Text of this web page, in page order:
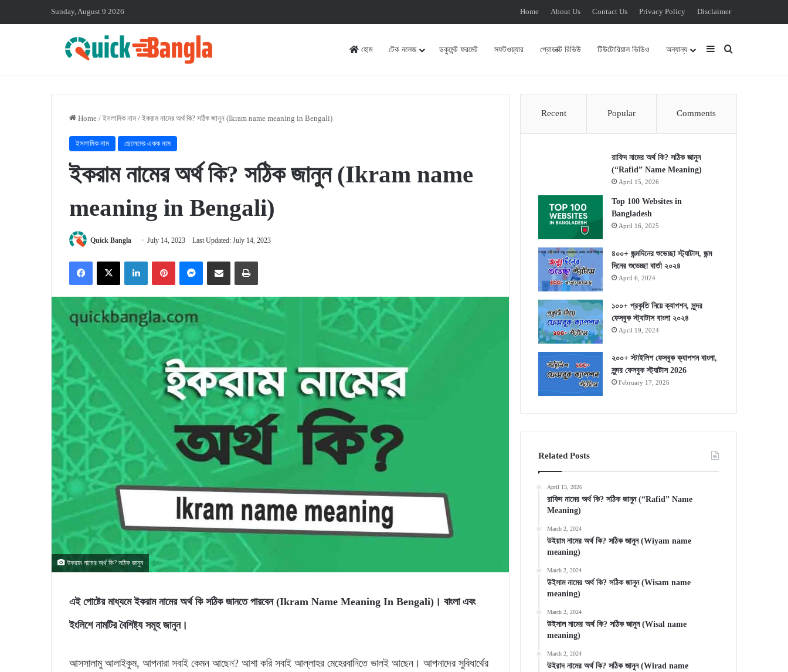
Sunday, August 9 2026 Home About Us Contact Us Privacy Policy Disclaimer
হোম টেক নলেজ ডকুমেন্ট ফরমেট সফটওয়্যার প্রোডাক্ট রিভিউ টিউটোরিয়াল ভিডিও অন্যান্য Sidebar
Home / ইসলামিক নাম / ইকরাম নামের অর্থ কি? সঠিক জানুন (Ikram name meaning in Bengali)
ইসলামিক নাম ছেলেদের একক নাম
ইকরাম নামের অর্থ কি? সঠিক জানুন (Ikram name
meaning in Bengali)
Quick Bangla July 14, 2023 Last Updated: July 14, 2023
FacebookX LinkedInPinterestMessengerShare via Email Print
ইকরাম নামের অর্থ কি? সঠিক জানুন
এই পোষ্টের মাধ্যমে ইকরাম নামের অর্থ কি সঠিক জানতে পারবেন (Ikram Name Meaning In Bengali)। বাংলা এবং
ইংলিশে নামটির বৈশিষ্ট্য সমূহ জানুন।
আসসালামু আলাইকুম, আপনারা সবাই কেমন আছেন? আশা করি সবাই আল্লাহর মেহেরবানিতে ভালই আছেন। আপনাদের সুবিধার্থের
Recent Popular Comments
রাফিদ নামের অর্থ কি? সঠিক জানুন
(“Rafid” Name Meaning)
April 15, 2026
Top 100 Websites in
Bangladesh
April 16, 2025
৪০০+ জন্মদিনের শুভেচ্ছা স্ট্যাটাস, জন্ম
দিনের শুভেচ্ছা বার্তা ২০২৪
April 6, 2024
১০০+ প্রকৃতি নিয়ে ক্যাপশন, সুন্দর
ফেসবুক স্ট্যাটাস বাংলা ২০২৪
April 19, 2024
২০০+ স্টাইলিশ ফেসবুক ক্যাপশন বাংলা,
সুন্দর ফেসবুক স্ট্যাটাস 2026
February 17, 2026
Related Posts
April 15, 2026
রাফিদ নামের অর্থ কি? সঠিক জানুন (“Rafid” Name
Meaning)
March 2, 2024
উইয়াম নামের অর্থ কি? সঠিক জানুন (Wiyam name
meaning)
March 2, 2024
উইসাম নামের অর্থ কি? সঠিক জানুন (Wisam name
meaning)
March 2, 2024
উইসাল নামের অর্থ কি? সঠিক জানুন (Wisal name
meaning)
March 2, 2024
উইরাদ নামের অর্থ কি? সঠিক জানুন (Wirad name